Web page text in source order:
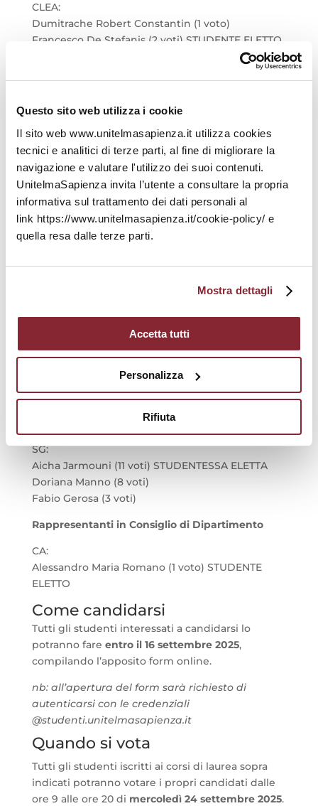
Questo sito web utilizza i cookie
Il sito web www.unitelmasapienza.it utilizza cookies
tecnici e analitici di terze parti, al fine di migliorare la
navigazione e valutare l'utilizzo dei suoi contenuti.
UnitelmaSapienza invita l’utente a consultare la propria
informativa sul trattamento dei dati personali al
link https://www.unitelmasapienza.it/cookie-policy/ e
quella resa dalle terze parti.
Mostra dettagli
Accetta tutti
Personalizza
Rifiuta
CLEA:
Dumitrache Robert Constantin (1 voto)
Francesco De Stefanis (2 voti) STUDENTE ELETTO
Leonardo Millocca (2 voti) STUDENTE ELETTO
Giada Pontillo (16 voti) STUDENTESSA ELETTA
CLEMI:
Giancarlo Calò(12 voti) STUDENTE ELETTO
LMG:
Jasmine Belluz(5 voti)
Debora Donnini(1 voti)
Dorisa Guerrera(46 voti) STUDENTESSA ELETTA
Alberto Rigotti(4 voti)
Mario Vitelli(1 voti)
Rubina Grangeon (22 voti) STUDENTESSA ELETTA
Emanuele Proverbio (9 voti)
Valentina Rende (125 voti) STUDENTESSA ELETTA
Taras Ivanyshyn (4 voti)
Domenico Cappelleri (4 voti)
Elena Panichi (56 voti) STUDENTESSA ELETTA
SG:
Aicha Jarmouni (11 voti) STUDENTESSA ELETTA
Doriana Manno (8 voti)
Fabio Gerosa (3 voti)
Rappresentanti in Consiglio di Dipartimento
CA:
Alessandro Maria Romano (1 voto) STUDENTE
ELETTO
Come candidarsi
Tutti gli studenti interessati a candidarsi lo
potranno fare entro il 16 settembre 2025,
compilando l’apposito form online.
nb: all’apertura del form sarà richiesto di
autenticarsi con le credenziali
@studenti.unitelmasapienza.it
Quando si vota
Tutti gli studenti iscritti ai corsi di laurea sopra
indicati potranno votare i propri candidati dalle
ore 9 alle ore 20 di mercoledì 24 settembre 2025.